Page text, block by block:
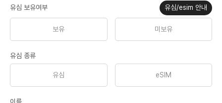
유심 보유여부 유심/esim 안내
보유 미보유
유심 종류
유심 eSIM